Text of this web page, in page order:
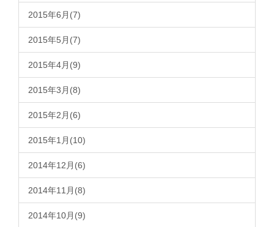
2015年6月(7)
2015年5月(7)
2015年4月(9)
2015年3月(8)
2015年2月(6)
2015年1月(10)
2014年12月(6)
2014年11月(8)
2014年10月(9)